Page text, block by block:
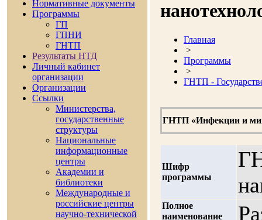
Нормативные документы
Программы
ГП
ГПНИ
ГНТП
Результаты НТД
Личный кабинет
организации
Организации
Ссылки
Министерства,
государственные
cтруктуры
Национальные
информационные
центры
Академии и
библиотеки
Международные и
российские центры
научно-технической
Главная
>
Программы
>
ГНТП -
ГНТП «Инфекции и
Шифр
программы
Полное
наименование